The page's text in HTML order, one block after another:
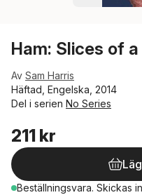
Ham: Slices of
Av Sam Harris
Häftad, Engelska, 2014
Del i serien No Series
211 kr
Beställningsvara. Skickas